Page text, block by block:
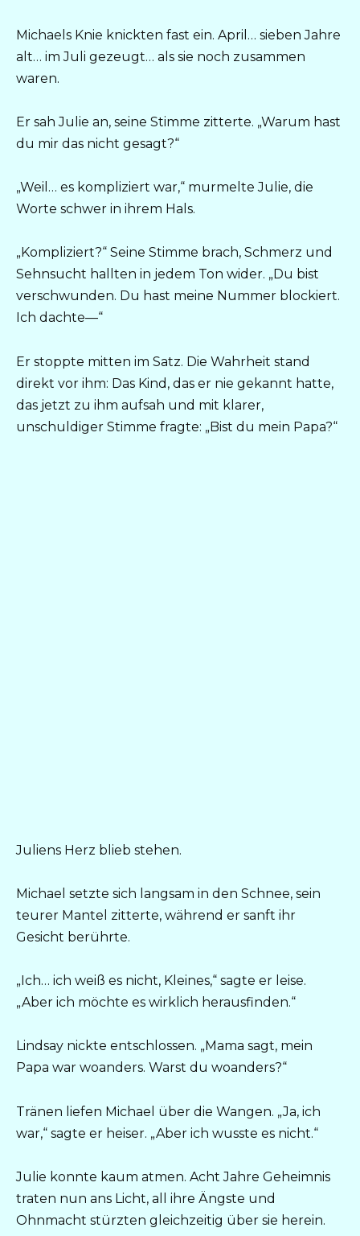
Michaels Knie knickten fast ein. April… sieben Jahre
alt… im Juli gezeugt… als sie noch zusammen
waren.
Er sah Julie an, seine Stimme zitterte. „Warum hast
du mir das nicht gesagt?“
„Weil… es kompliziert war,“ murmelte Julie, die
Worte schwer in ihrem Hals.
„Kompliziert?“ Seine Stimme brach, Schmerz und
Sehnsucht hallten in jedem Ton wider. „Du bist
verschwunden. Du hast meine Nummer blockiert.
Ich dachte—“
Er stoppte mitten im Satz. Die Wahrheit stand
direkt vor ihm: Das Kind, das er nie gekannt hatte,
das jetzt zu ihm aufsah und mit klarer,
unschuldiger Stimme fragte: „Bist du mein Papa?“
Juliens Herz blieb stehen.
Michael setzte sich langsam in den Schnee, sein
teurer Mantel zitterte, während er sanft ihr
Gesicht berührte.
„Ich… ich weiß es nicht, Kleines,“ sagte er leise.
„Aber ich möchte es wirklich herausfinden.“
Lindsay nickte entschlossen. „Mama sagt, mein
Papa war woanders. Warst du woanders?“
Tränen liefen Michael über die Wangen. „Ja, ich
war,“ sagte er heiser. „Aber ich wusste es nicht.“
Julie konnte kaum atmen. Acht Jahre Geheimnis
traten nun ans Licht, all ihre Ängste und
Ohnmacht stürzten gleichzeitig über sie herein.